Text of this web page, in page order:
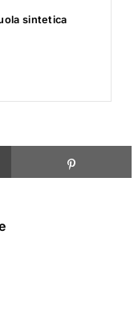
sintetica